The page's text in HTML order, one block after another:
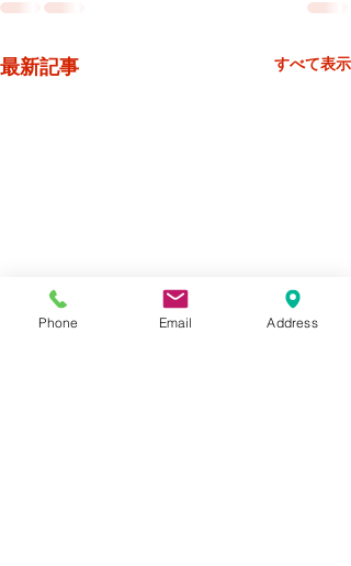
最新記事 すべて表示
Phone Email Address